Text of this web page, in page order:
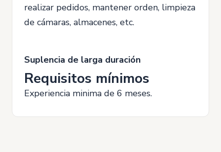
realizar pedidos, mantener orden, limpieza
de cámaras, almacenes, etc.
Suplencia de larga duración
Requisitos mínimos
Experiencia minima de 6 meses.